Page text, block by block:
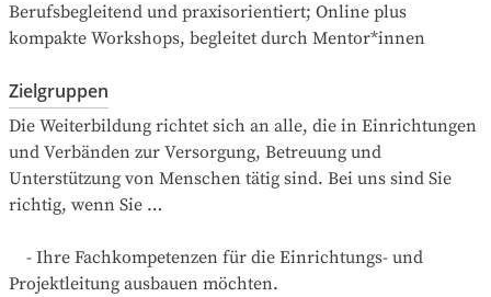
Berufsbegleitend und praxisorientiert; Online plus
kompakte Workshops, begleitet durch Mentor*innen
Zielgruppen
Die Weiterbildung richtet sich an alle, die in Einrichtungen
und Verbänden zur Versorgung, Betreuung und
Unterstützung von Menschen tätig sind. Bei uns sind Sie
richtig, wenn Sie …
Projektleitung ausbauen möchten.